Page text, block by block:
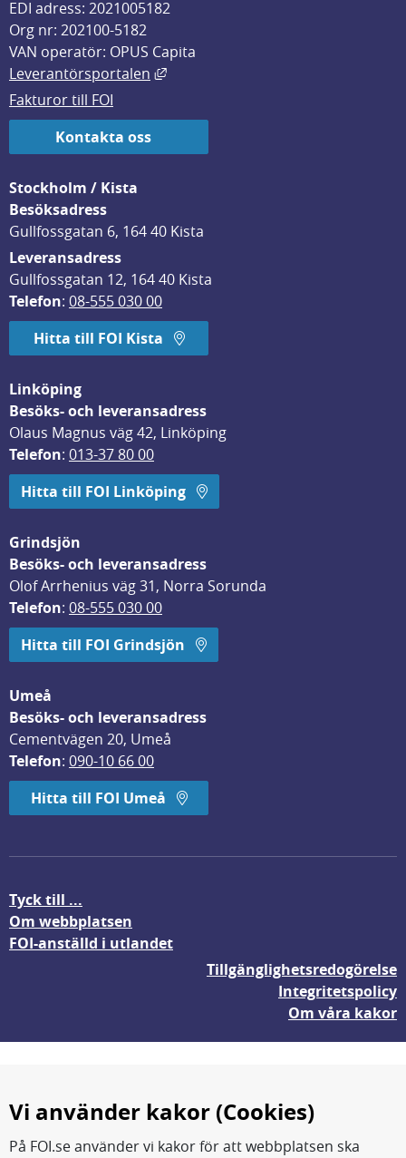
EDI adress: 2021005182
Org nr: 202100-5182
VAN operatör: OPUS Capita
Leverantörsportalen
Länk till annan webbplats, öppnas
Fakturor till FOI
Kontakta oss
Stockholm / Kista
Besöksadress
Gullfossgatan 6, 164 40 Kista
Leveransadress
Gullfossgatan 12, 164 40 Kista
Telefon: 08-555 030 00
Hitta till FOI Kista
Linköping
Besöks- och leveransadress
Olaus Magnus väg 42, Linköping
Telefon: 013-37 80 00
Hitta till FOI Linköping
Grindsjön
Besöks- och leveransadress
Olof Arrhenius väg 31, Norra Sorunda
Telefon: 08-555 030 00
Hitta till FOI Grindsjön
Umeå
Besöks- och leveransadress
Cementvägen 20, Umeå
Telefon: 090-10 66 00
Hitta till FOI Umeå
Tyck till ...
Om webbplatsen
FOI-anställd i utlandet
Tillgänglighetsredogörelse
Integritetspolicy
Om våra kakor
Vi använder kakor (Cookies)
På FOI.se använder vi kakor för att webbplatsen ska